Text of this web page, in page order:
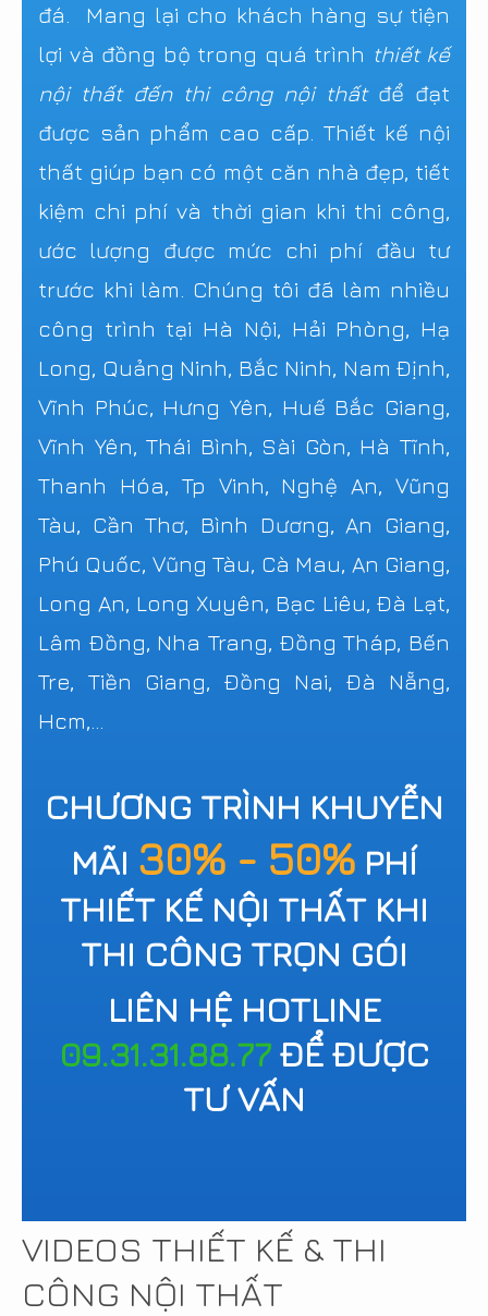
đá. Mang lại cho khách hàng sự tiện
lợi và đồng bộ trong quá trình thiết kế
nội thất đến thi công nội thấtđể đạt
được sản phẩm cao cấp. Thiết kế nội
thất giúp bạn có một căn nhà đẹp, tiết
kiệm chi phí và thời gian khi thi công,
ước lượng được mức chi phí đầu tư
trước khi làm. Chúng tôi đã làm nhiều
công trình tại Hà Nội, Hải Phòng, Hạ
Long, Quảng Ninh, Bắc Ninh, Nam Định,
Vĩnh Phúc, Hưng Yên, Huế Bắc Giang,
Vĩnh Yên, Thái Bình, Sài Gòn, Hà Tĩnh,
Thanh Hóa, Tp Vinh, Nghệ An, Vũng
Tàu, Cần Thơ, Bình Dương, An Giang,
Phú Quốc, Vũng Tàu, Cà Mau, An Giang,
Long An, Long Xuyên, Bạc Liêu, Đà Lạt,
Lâm Đồng, Nha Trang, Đồng Tháp, Bến
Tre, Tiền Giang, Đồng Nai, Đà Nẵng,
Hcm,...
CHƯƠNG TRÌNH KHUYỄN
MÃI 30% - 50% PHÍ
THIẾT KẾ NỘI THẤT KHI
THI CÔNG TRỌN GÓI
LIÊN HỆ HOTLINE
09.31.31.88.77ĐỂ ĐƯỢC
TƯ VẤN
VIDEOS THIẾT KẾ & THI
CÔNG NỘI THẤT